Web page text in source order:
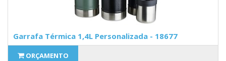
Garrafa Térmica 1,4L Personalizada - 18677
ORÇAMENTO